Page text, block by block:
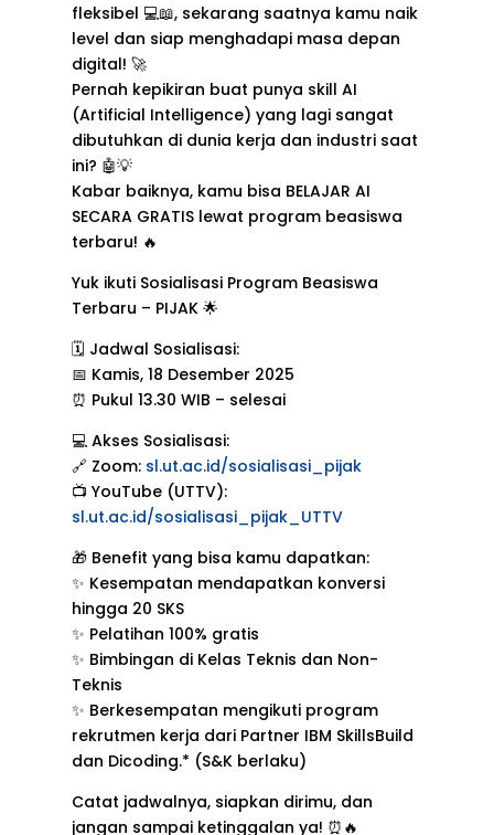
fleksibel 💻📖, sekarang saatnya kamu naik
level dan siap menghadapi masa depan
digital! 🚀
Pernah kepikiran buat punya skill AI
(Artificial Intelligence) yang lagi sangat
dibutuhkan di dunia kerja dan industri saat
ini? 🤖💡
Kabar baiknya, kamu bisa BELAJAR AI
SECARA GRATIS lewat program beasiswa
terbaru! 🔥
Yuk ikuti Sosialisasi Program Beasiswa
Terbaru – PIJAK 🌟
🗓 Jadwal Sosialisasi:
📅 Kamis, 18 Desember 2025
⏰ Pukul 13.30 WIB – selesai
💻 Akses Sosialisasi:
🔗 Zoom: sl.ut.ac.id/sosialisasi_pijak
📺 YouTube (UTTV):
sl.ut.ac.id/sosialisasi_pijak_UTTV
🎁 Benefit yang bisa kamu dapatkan:
✨ Kesempatan mendapatkan konversi
hingga 20 SKS
✨ Pelatihan 100% gratis
✨ Bimbingan di Kelas Teknis dan Non-
Teknis
✨ Berkesempatan mengikuti program
rekrutmen kerja dari Partner IBM SkillsBuild
dan Dicoding.* (S&K berlaku)
Catat jadwalnya, siapkan dirimu, dan
jangan sampai ketinggalan ya! ⏰🔥